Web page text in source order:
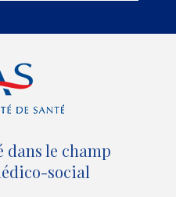
u
b
e
(
n
o
u
e
d
(
n
o
dans le champ
social